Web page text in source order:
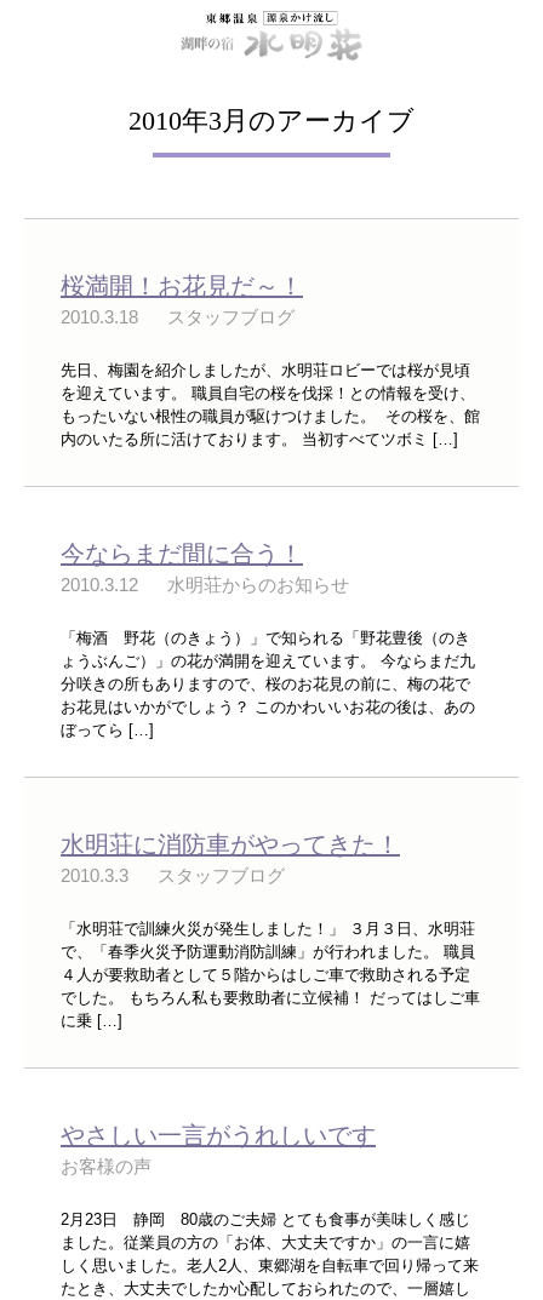
2010年3月のアーカイブ
桜満開！お花見だ～！
2010.3.18 スタッフブログ
先日、梅園を紹介しましたが、水明荘ロビーでは桜が見頃
を迎えています。 職員自宅の桜を伐採！との情報を受け、
もったいない根性の職員が駆けつけました。 その桜を、館
内のいたる所に活けております。 当初すべてツボミ […]
今ならまだ間に合う！
2010.3.12 水明荘からのお知らせ
「梅酒 野花（のきょう）」で知られる「野花豊後（のき
ょうぶんご）」の花が満開を迎えています。 今ならまだ九
分咲きの所もありますので、桜のお花見の前に、梅の花で
お花見はいかがでしょう？ このかわいいお花の後は、あの
ぼってら […]
水明荘に消防車がやってきた！
2010.3.3 スタッフブログ
「水明荘で訓練火災が発生しました！」 ３月３日、水明荘
で、「春季火災予防運動消防訓練」が行われました。 職員
４人が要救助者として５階からはしご車で救助される予定
でした。 もちろん私も要救助者に立候補！ だってはしご車
に乗 […]
やさしい一言がうれしいです
お客様の声
2月23日 静岡 80歳のご夫婦 とても食事が美味しく感じ
ました。従業員の方の「お体、大丈夫ですか」の一言に嬉
しく思いました。老人2人、東郷湖を自転車で回り帰って来
たとき、大丈夫でしたか心配しておられたので、一層嬉し